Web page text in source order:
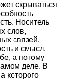
скрываться
Носитель
слов,
связей,
и смысл.
а потому
деле. В
которого